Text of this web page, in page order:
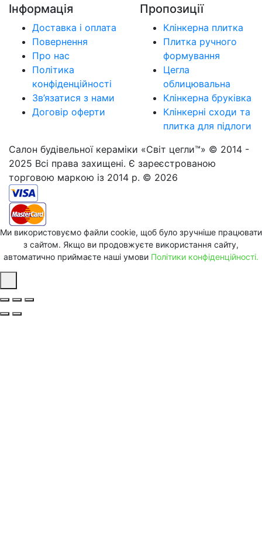
Інформація
Доставка і оплата
Повернення
Про нас
Політика
конфіденційності
Зв’язатися з нами
Договір оферти
Пропозиції
Клінкерна плитка
Плитка ручного
формування
Цегла
облицювальна
Клінкерна бруківка
Клінкерні сходи та
плитка для підлоги
Салон будівельної кераміки «Світ цегли™» © 2014 -
2025 Всі права захищені. Є зареєстрованою
торговою маркою із 2014 р. © 2026
Ми використовуємо файли cookie, щоб було зручніше працювати
з сайтом. Якщо ви продовжуєте використання сайту,
автоматично приймаєте наші умови Політики конфіденційності.